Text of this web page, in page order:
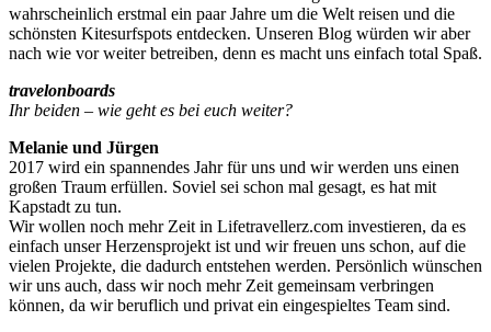
wahrscheinlich erstmal ein paar Jahre um die Welt reisen und die
schönsten Kitesurfspots entdecken. Unseren Blog würden wir aber
nach wie vor weiter betreiben, denn es macht uns einfach total Spaß.
travelonboards
Ihr beiden – wie geht es bei euch weiter?
Melanie und Jürgen
2017 wird ein spannendes Jahr für uns und wir werden uns einen
großen Traum erfüllen. Soviel sei schon mal gesagt, es hat mit
Kapstadt zu tun.
Wir wollen noch mehr Zeit in Lifetravellerz.com investieren, da es
einfach unser Herzensprojekt ist und wir freuen uns schon, auf die
vielen Projekte, die dadurch entstehen werden. Persönlich wünschen
wir uns auch, dass wir noch mehr Zeit gemeinsam verbringen
können, da wir beruflich und privat ein eingespieltes Team sind.